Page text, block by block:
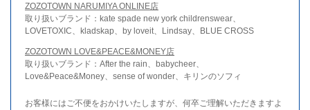
ZOZOTOWN NARUMIYA ONLINE店
取り扱いブランド：kate spade new york childrenswear、
LOVETOXIC、kladskap、by loveit、Lindsay、BLUE CROSS
ZOZOTOWN LOVE&PEACE&MONEY店
取り扱いブランド：After the rain、babycheer、
Love&Peace&Money、sense of wonder、キリンのソフィ
お客様にはご不便をおかけいたしますが、何卒ご理解いただきますよ